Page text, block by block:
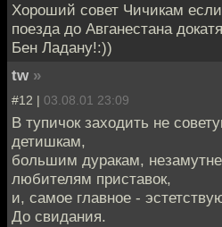
Хороший совет Чичикам
поезда до Авганестана
Бен Ладану!:))
tw »
#12 | 03.08.01 23:09
В тупичок заходить не
детишкам,
большим дуракам,
любителям приставок,
и, самое главное -
До свидания.